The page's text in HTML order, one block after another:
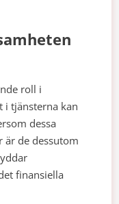
roll i
i tjänsterna kan
dessa
är de dessutom
finansiella